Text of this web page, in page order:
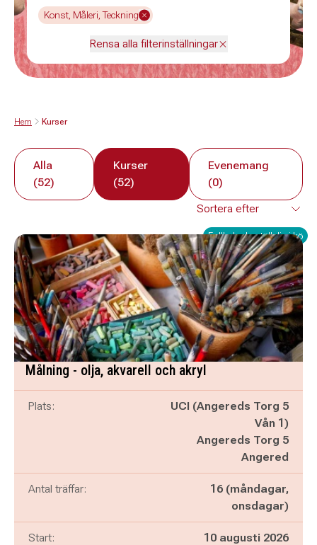
Konst, Måleri, Teckning
Rensa alla filterinställningar
Hem Kurser
Alla
(52)
Kurser
(52)
Evenemang
(0)
Fullbokad - ställ dig i kö
Målning - olja, akvarell och akryl
Plats:
UCI (Angereds Torg 5
Vån 1)
Angereds Torg 5
Angered
Antal träffar:
16 (måndagar,
onsdagar)
Start: 10 augusti 2026